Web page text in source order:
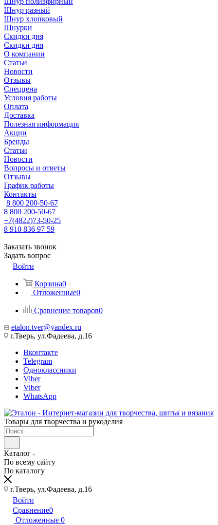
Шнур разный
Шнур хлопковый
Шнурки
Скидки дня
Скидки дня
О компании
Статьи
Новости
Отзывы
Спеццена
Условия работы
Оплата
Доставка
Полезная информация
Акции
Бренды
Статьи
Новости
Вопросы и ответы
Отзывы
График работы
Контакты
8 800 200-50-67
8 800 200-50-67
+7(4822)73-50-25
8 910 836 97 59
Заказать звонок
Задать вопрос
Войти
Корзина0
Отложенные0
Сравнение товаров0
etalon.tver@yandex.ru
г.Тверь, ул.Фадеева, д.16
Вконтакте
Telegram
Одноклассники
Viber
Viber
WhatsApp
Товары для творчества и рукоделия
Каталог
По всему сайту
По каталогу
г.Тверь, ул.Фадеева, д.16
Войти
Сравнение0
Отложенные 0